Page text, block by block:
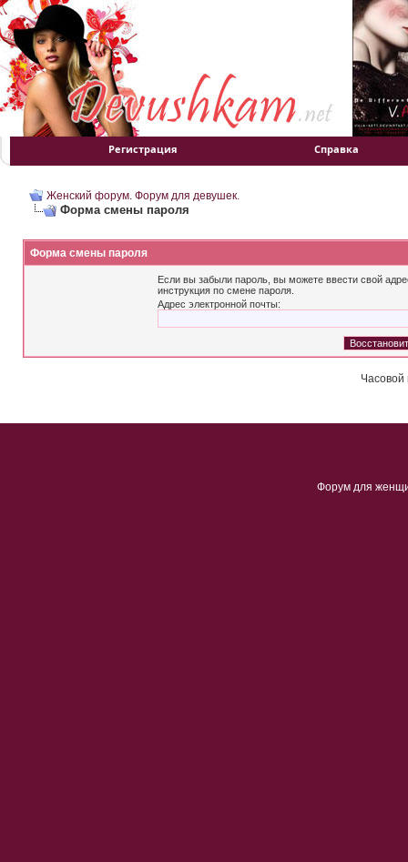
Регистрация Справка
Женский форум. Форум для девушек.
Форма смены пароля
Форма смены пароля
Если вы забыли пароль, вы можете ввести свой
инструкция по смене пароля.
Адрес электронной почты:
Часовой
Форум для